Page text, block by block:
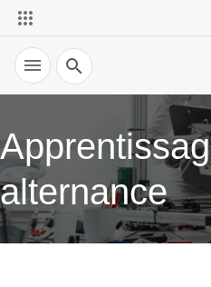
Recherche
alternance